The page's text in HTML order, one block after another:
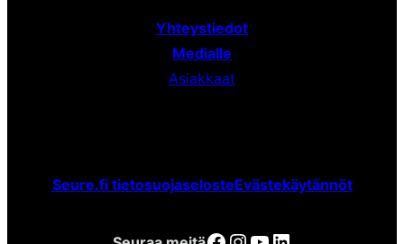
Yhteystiedot
Medialle
Asiakkaat
Seure.fi tietosuojaselosteEvästekäytännöt